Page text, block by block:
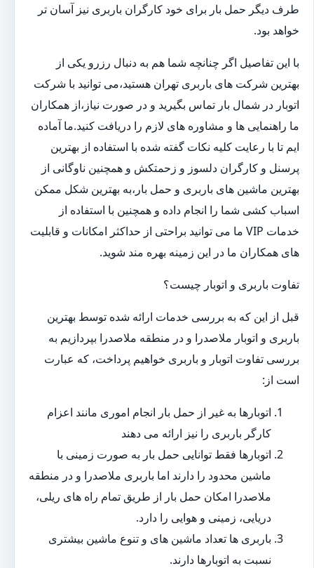
طرف دیگر حمل بار برای خود کارگران باربری نیز آسان تر
خواهد بود.
با این تفاصیل اگر چنانچه شما هم به دنبال رزرو یکی از
بهترین شرکت های باربری تهران هستید،می توانید با شرکت
اتوبار در شمال بار تماس بگیرید و در صورت نیاز،از همکاران
ما راهنمایی ها و مشاوره های لازم را دریافت کنید.ما آماده
ایم تا با رعایت کلیه نکات گفته شده با استفاده از بهترین
پرسنل و کارگران دلسوز و زحمتکش و همچنین ناوگانی از
بهترین ماشین های باربری و حمل بار،به بهترین شکل ممکن
اسباب کشی شما را انجام داده و همچنین با استفاده از
خدمات VIP ما می توانید براحتی از حداکثر امکانات و قابلیت
های همکاران ما در این زمینه بهره مند شوید.
تفاوت باربری و اتوبار چیست؟
قبل از این که به بررسی خدمات ارائه شده توسط بهترین
باربری و اتوبار ملاصدرا و در منطقه ملاصدرا بپردازیم به
بررسی تفاوت اتوبار و باربری خواهیم پرداخت، که عبارت
است از:
اتوبارها به غیر از حمل بار انجام اموری مانند اعزام
کارگر باربری را نیز ارائه می دهند
اتوبارها فقط توانایی حمل بار به صورت زمینی با
ماشین محدود را دارند اما باربری ملاصدرا و در منطقه
ملاصدرا امکان حمل بار از طریق تمام راه های ریلی،
دریایی، زمینی و هوایی را دارد.
باربری ها تعداد ماشین های و تنوع ماشین بیشتری
نسبت به اتوبارها دارند.